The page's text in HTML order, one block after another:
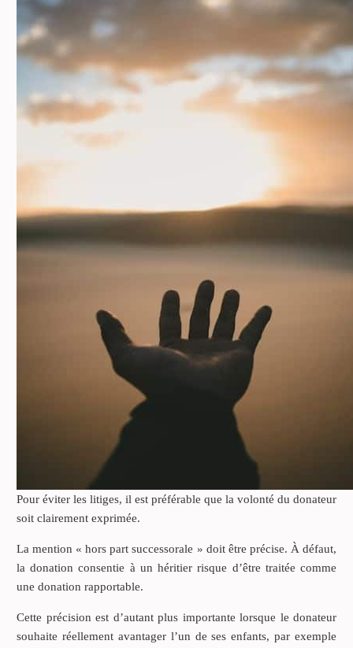
Pour éviter les litiges, il est préférable que la volonté du donateur
soit clairement exprimée.
La mention « hors part successorale » doit être précise. À défaut,
la donation consentie à un héritier risque d’être traitée comme
une donation rapportable.
Cette précision est d’autant plus importante lorsque le donateur
souhaite réellement avantager l’un de ses enfants, par exemple